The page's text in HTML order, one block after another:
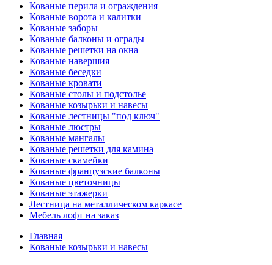
Кованые перила и ограждения
Кованые ворота и калитки
Кованые заборы
Кованые балконы и ограды
Кованые решетки на окна
Кованые навершия
Кованые беседки
Кованые кровати
Кованые столы и подстолье
Кованые козырьки и навесы
Кованые лестницы "под ключ"
Кованые люстры
Кованые мангалы
Кованые решетки для камина
Кованые скамейки
Кованые французские балконы
Кованые цветочницы
Кованые этажерки
Лестница на металлическом каркасе
Мебель лофт на заказ
Главная
Кованые козырьки и навесы